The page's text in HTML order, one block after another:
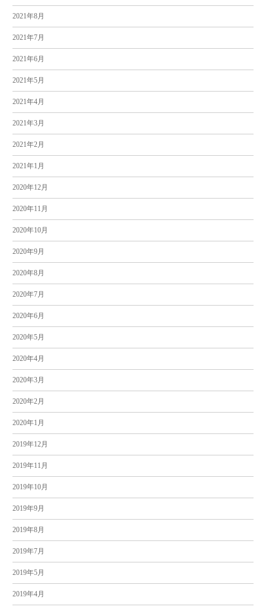
2021年8月
2021年7月
2021年6月
2021年5月
2021年4月
2021年3月
2021年2月
2021年1月
2020年12月
2020年11月
2020年10月
2020年9月
2020年8月
2020年7月
2020年6月
2020年5月
2020年4月
2020年3月
2020年2月
2020年1月
2019年12月
2019年11月
2019年10月
2019年9月
2019年8月
2019年7月
2019年5月
2019年4月